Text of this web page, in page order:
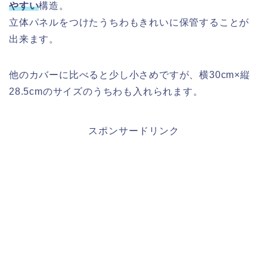
やすい構造。
立体パネルをつけたうちわもきれいに保管することが
出来ます。
他のカバーに比べると少し小さめですが、横30cm×縦
28.5cmのサイズのうちわも入れられます。
スポンサードリンク